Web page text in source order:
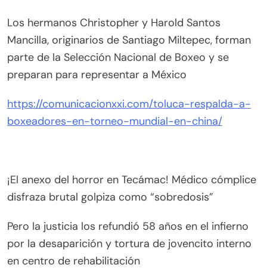
Los hermanos Christopher y Harold Santos
Mancilla, originarios de Santiago Miltepec, forman
parte de la Selección Nacional de Boxeo y se
preparan para representar a México
https://comunicacionxxi.com/toluca-respalda-a-
boxeadores-en-torneo-mundial-en-china/
¡El anexo del horror en Tecámac! Médico cómplice
disfraza brutal golpiza como “sobredosis”
Pero la justicia los refundió 58 años en el infierno
por la desaparición y tortura de jovencito interno
en centro de rehabilitación